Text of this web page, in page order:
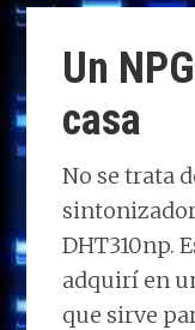
Un
casa
No se trata
DHT310np.
adquirí en
que sirve